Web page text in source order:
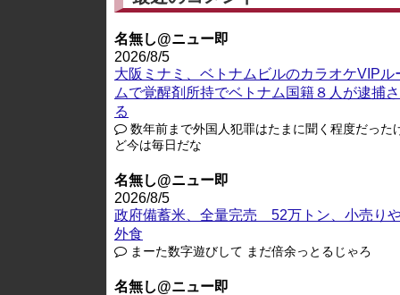
名無し@ニュー即
2026/8/5
大阪ミナミ、ベトナムビルのカラオケVIPル
ムで覚醒剤所持でベトナム国籍８人が逮捕
る
数年前まで外国人犯罪はたまに聞く程度だった
ど今は毎日だな
名無し@ニュー即
2026/8/5
政府備蓄米、全量完売 52万トン、小売り
外食
まーた数字遊びして まだ倍余っとるじゃろ
名無し@ニュー即